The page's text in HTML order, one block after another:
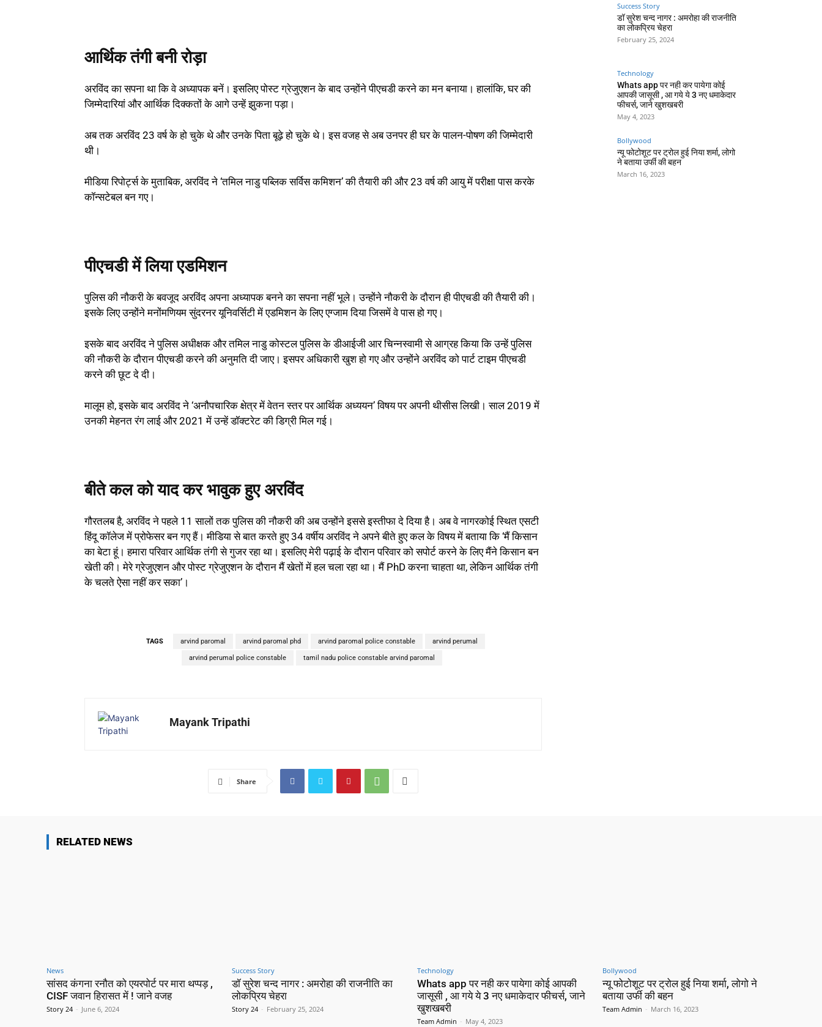
आर्थिक तंगी बनी रोड़ा
अरविंद का सपना था कि वे अध्यापक बनें। इसलिए पोस्ट ग्रेजुएशन के बाद उन्होंने पीएचडी करने का मन बनाया। हालांकि, घर की
जिम्मेदारियां और आर्थिक दिक्कतों के आगे उन्हें झुकना पड़ा।
अब तक अरविंद 23 वर्ष के हो चुके थे और उनके पिता बूढ़े हो चुके थे। इस वजह से अब उनपर ही घर के पालन-पोषण की जिम्मेदारी
थी।
मीडिया रिपोर्ट्स के मुताबिक, अरविंद ने ‘तमिल नाडु पब्लिक सर्विस कमिशन’ की तैयारी की और 23 वर्ष की आयु में परीक्षा पास करके
कॉन्सटेबल बन गए।
पीएचडी में लिया एडमिशन
पुलिस की नौकरी के बवजूद अरविंद अपना अध्यापक बनने का सपना नहीं भूले। उन्होंने नौकरी के दौरान ही पीएचडी की तैयारी की।
इसके लिए उन्होंने मनोंमणियम सुंदरनर यूनिवर्सिटी में एडमिशन के लिए एग्जाम दिया जिसमें वे पास हो गए।
इसके बाद अरविंद ने पुलिस अधीक्षक और तमिल नाडु कोस्टल पुलिस के डीआईजी आर चिन्नस्वामी से आग्रह किया कि उन्हें पुलिस
की नौकरी के दौरान पीएचडी करने की अनुमति दी जाए। इसपर अधिकारी खुश हो गए और उन्होंने अरविंद को पार्ट टाइम पीएचडी
करने की छूट दे दी।
मालूम हो, इसके बाद अरविंद ने ‘अनौपचारिक क्षेत्र में वेतन स्तर पर आर्थिक अध्ययन’ विषय पर अपनी थीसीस लिखी। साल 2019 में
उनकी मेहनत रंग लाई और 2021 में उन्हें डॉक्टरेट की डिग्री मिल गई।
बीते कल को याद कर भावुक हुए अरविंद
गौरतलब है, अरविंद ने पहले 11 सालों तक पुलिस की नौकरी की अब उन्होंने इससे इस्तीफा दे दिया है। अब वे नागरकोई स्थित एसटी
हिंदू कॉलेज में प्रोफेसर बन गए हैं। मीडिया से बात करते हुए 34 वर्षीय अरविंद ने अपने बीते हुए कल के विषय में बताया कि ‘मैं किसान
का बेटा हूं। हमारा परिवार आर्थिक तंगी से गुजर रहा था। इसलिए मेरी पढ़ाई के दौरान परिवार को सपोर्ट करने के लिए मैंने किसान बन
खेती की। मेरे ग्रेजुएशन और पोस्ट ग्रेजुएशन के दौरान मैं खेतों में हल चला रहा था। मैं PhD करना चाहता था, लेकिन आर्थिक तंगी
के चलते ऐसा नहीं कर सका’।
TAGS arvind paromal arvind paromal phd arvind paromal police constable arvind perumal
arvind perumal police constable tamil nadu police constable arvind paromal
Mayank Tripathi
Share
Success Story
डॉ सुरेश चन्द नागर : अमरोहा की राजनीति
का लोकप्रिय चेहरा
February 25, 2024
Technology
Whats app पर नही कर पायेगा कोई
आपकी जासूसी , आ गये ये 3 नए धमाकेदार
फीचर्स, जाने खुशखबरी
May 4, 2023
Bollywood
न्यू फोटोशूट पर ट्रोल हुई निया शर्मा, लोगो
ने बताया उर्फी की बहन
March 16, 2023
RELATED NEWS
News
सांसद कंगना रनौत को एयरपोर्ट पर मारा थप्पड़ ,
CISF जवान हिरासत में ! जाने वजह
Story 24 - June 6, 2024
Success Story
डॉ सुरेश चन्द नागर : अमरोहा की राजनीति का
लोकप्रिय चेहरा
Story 24 - February 25, 2024
Technology
Whats app पर नही कर पायेगा कोई आपकी
जासूसी , आ गये ये 3 नए धमाकेदार फीचर्स, जाने
खुशखबरी
Team Admin - May 4, 2023
Bollywood
न्यू फोटोशूट पर ट्रोल हुई निया शर्मा, लोगो ने
बताया उर्फी की बहन
Team Admin - March 16, 2023